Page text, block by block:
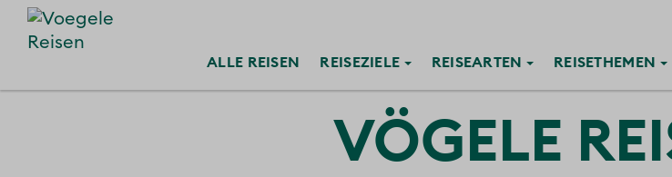
ALLE REISEN REISEZIELE REISEARTEN REISETHEMEN
VÖGELE